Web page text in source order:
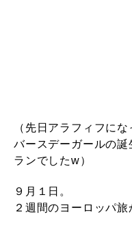
（先日アラフィフにな
バースデーガールの
ランでしたw）
９月１日。
２週間のヨーロッパ旅